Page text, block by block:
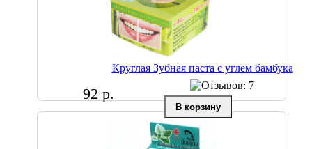
Круглая Зубная паста с углем бамбука
92 р.